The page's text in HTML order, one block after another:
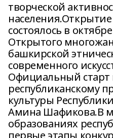
творческой
состоялось в
Открытого
башкирской
современного
Официальный старт
республиканскому
культуры
Амина Шафикова.В
образованиях
первые этапы